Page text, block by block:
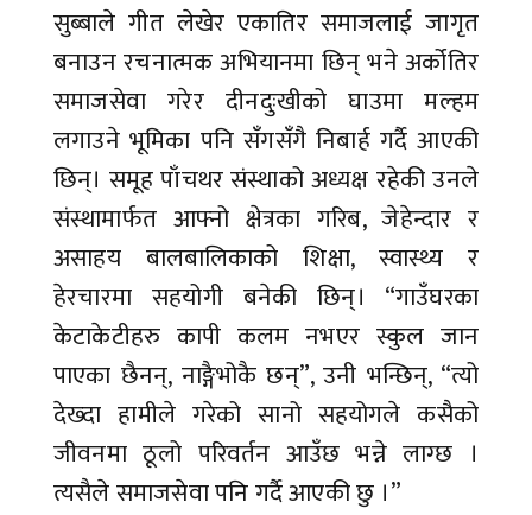
सुब्बाले गीत लेखेर एकातिर समाजलाई जागृत
बनाउन रचनात्मक अभियानमा छिन् भने अर्कोतिर
समाजसेवा गरेर दीनदुःखीको घाउमा मल्हम
लगाउने भूमिका पनि सँगसँगै निबार्ह गर्दै आएकी
छिन्। समूह पाँचथर संस्थाको अध्यक्ष रहेकी उनले
संस्थामार्फत आफ्नो क्षेत्रका गरिब, जेहेन्दार र
असाहय बालबालिकाको शिक्षा, स्वास्थ्य र
हेरचारमा सहयोगी बनेकी छिन्। “गाउँघरका
केटाकेटीहरु कापी कलम नभएर स्कुल जान
पाएका छैनन्, नाङ्गैभोकै छन्”, उनी भन्छिन्, “त्यो
देख्दा हामीले गरेको सानो सहयोगले कसैको
जीवनमा ठूलो परिवर्तन आउँछ भन्ने लाग्छ ।
त्यसैले समाजसेवा पनि गर्दै आएकी छु ।”